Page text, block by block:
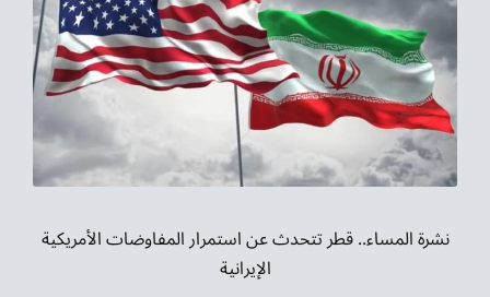
نشرة المساء.. قطر تتحدث عن استمرار المفاوضات الأمريكية
الإيرانية